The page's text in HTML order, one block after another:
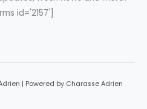
id='2157']
| Powered by Charasse Adrien